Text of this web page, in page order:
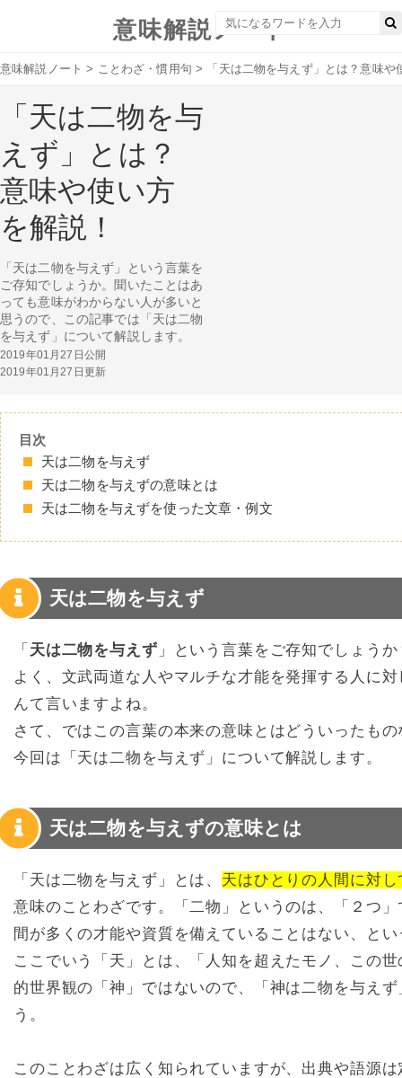
意味解説ノート
意味解説ノート > ことわざ・慣用句 > 「天は二物を与えず」とは？意味や
「天は二物を与
えず」とは？
意味や使い方
を解説！
「天は二物を与えず」という言葉を
ご存知でしょうか。聞いたことはあ
っても意味がわからない人が多いと
思うので、この記事では「天は二物
を与えず」について解説します。
2019年01月27日公開
2019年01月27日更新
目次
天は二物を与えず
天は二物を与えずの意味とは
天は二物を与えずを使った文章・例文
天は二物を与えず
「 天は二物を与えず 」という言葉をご存知でしょうか
よく、文武両道な人やマルチな才能を発揮する人に
んて言いますよね。
さて、ではこの言葉の本来の意味とはどういったも
今回は「天は二物を与えず」について解説します。
天は二物を与えずの意味とは
「天は二物を与えず」とは、 天はひとりの人間に対
意味のことわざです。「二物」というのは、「２つ
間が多くの才能や資質を備えていることはない、と
ここでいう「天」とは、「人知を超えたモノ、この
的世界観の「神」ではないので、「神は二物を与え
う。
このことわざは広く知られていますが、出典や語源